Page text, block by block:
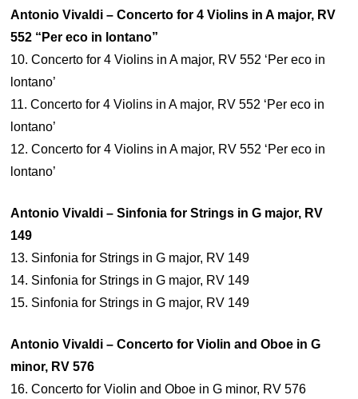
Antonio Vivaldi – Concerto for 4 Violins in A major, RV
552 “Per eco in lontano”
10. Concerto for 4 Violins in A major, RV 552 ‘Per eco in
lontano’
11. Concerto for 4 Violins in A major, RV 552 ‘Per eco in
lontano’
12. Concerto for 4 Violins in A major, RV 552 ‘Per eco in
lontano’
Antonio Vivaldi – Sinfonia for Strings in G major, RV
149
13. Sinfonia for Strings in G major, RV 149
14. Sinfonia for Strings in G major, RV 149
15. Sinfonia for Strings in G major, RV 149
Antonio Vivaldi – Concerto for Violin and Oboe in G
minor, RV 576
16. Concerto for Violin and Oboe in G minor, RV 576